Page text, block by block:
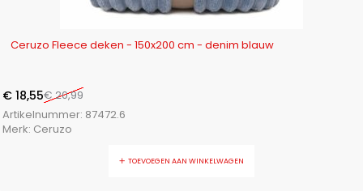
Ceruzo Fleece deken - 150x200 cm - denim blauw
€20,99
€ 18,55
Artikelnummer: 87472.6
Merk: Ceruzo
TOEVOEGEN AAN WINKELWAGEN